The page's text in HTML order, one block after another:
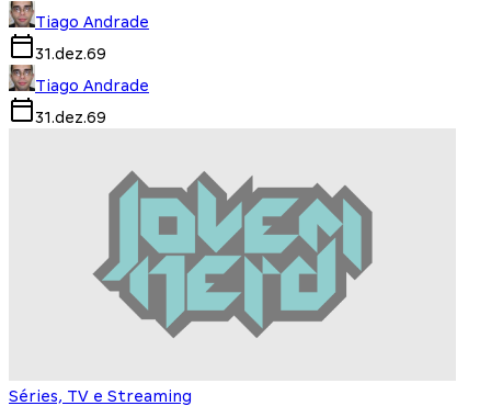
Tiago Andrade
31.dez.69
Tiago Andrade
31.dez.69
Séries, TV e Streaming